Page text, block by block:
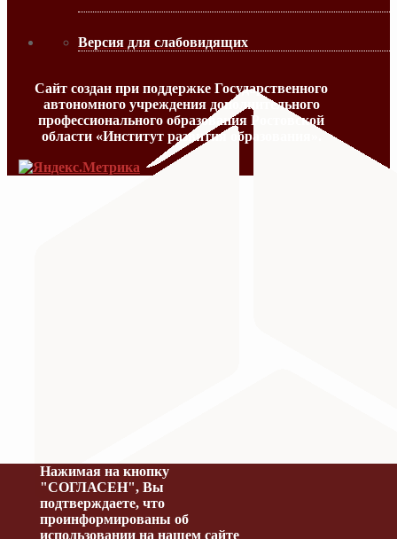
МИНИСТЕРСТВО ПРОСВЕЩЕНИЯ
Версия для слабовидящих
Сайт создан при поддержке Государственного
автономного учреждения дополнительного
профессионального образования Ростовской
области «Институт развития образования».
Нажимая на кнопку
"СОГЛАСЕН", Вы
подтверждаете, что
проинформированы об
использовании на нашем сайте